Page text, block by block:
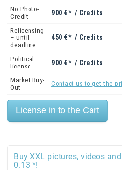
No Photo-
Credit
900 €* / Credits
Relicensing
– until
deadline
450 €* / Credits
Political
license
900 €* / Credits
Market Buy-
Out
Contact us to get the
Buy XXL pictures, videos
0.13 *!